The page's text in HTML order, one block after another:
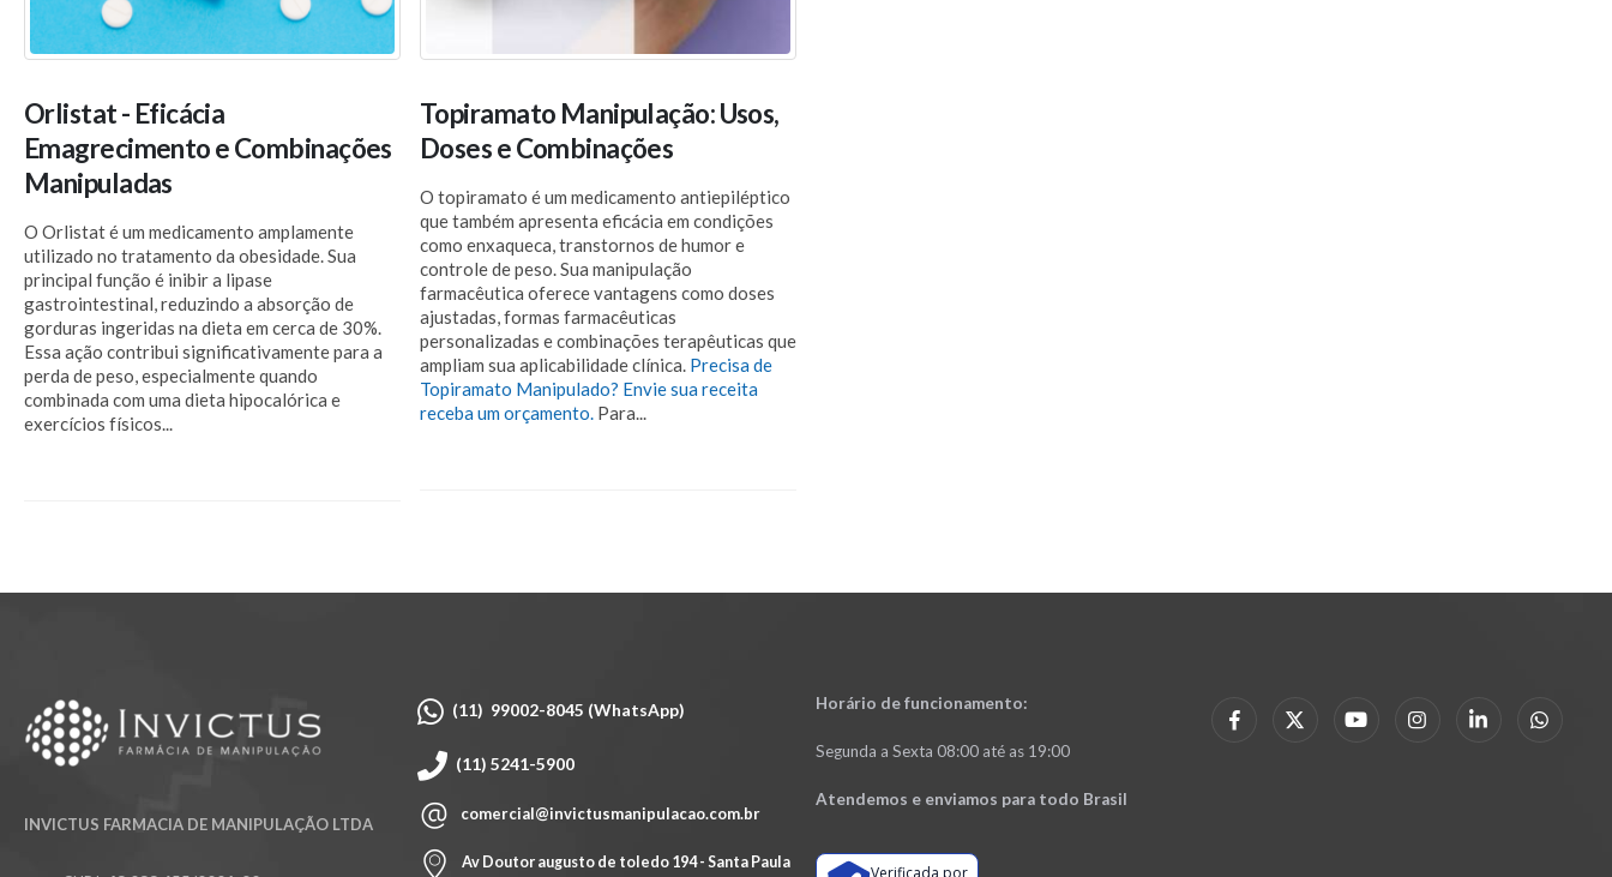
Orlistat - Eficácia
Emagrecimento e Combinações
Manipuladas
O Orlistat é um medicamento amplamente
utilizado no tratamento da obesidade. Sua
principal função é inibir a lipase
gastrointestinal, reduzindo a absorção de
gorduras ingeridas na dieta em cerca de 30%.
Essa ação contribui significativamente para a
perda de peso, especialmente quando
combinada com uma dieta hipocalórica e
exercícios físicos...
Topiramato Manipulação: Usos,
Doses e Combinações
O topiramato é um medicamento antiepiléptico
que também apresenta eficácia em condições
como enxaqueca, transtornos de humor e
controle de peso. Sua manipulação
farmacêutica oferece vantagens como doses
ajustadas, formas farmacêuticas
personalizadas e combinações terapêuticas que
ampliam sua aplicabilidade clínica. Precisa de
Topiramato Manipulado? Envie sua receita
receba um orçamento. Para...
INVICTUS FARMACIA DE MANIPULAÇÃO LTDA
(11) 99002-8045 (WhatsApp)
(11) 5241-5900
comercial@invictusmanipulacao.com.br
Av Doutor augusto de toledo 194 - Santa Paula
Horário de funcionamento:
Segunda a Sexta 08:00 até as 19:00
Atendemos e enviamos para todo Brasil
Verificada por